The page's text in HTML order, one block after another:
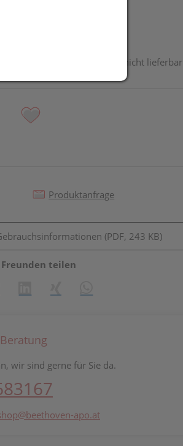
ist derzeit vom Hersteller nicht lieferbar
Produktanfrage
(PDF, 243 KB)
teilen
wir sind gerne für Sie da.
apo.at